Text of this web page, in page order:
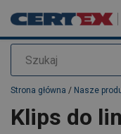
Szukaj
Dodano do zapytania
Strona główna / Nasze
Klips do